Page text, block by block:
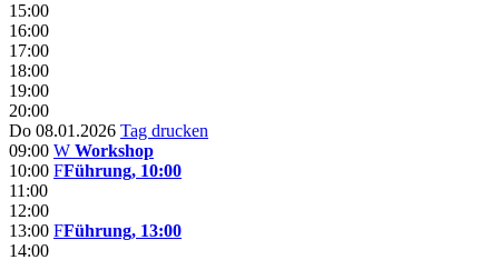
15:00
16:00
17:00
18:00
19:00
20:00
Do 08.01.2026 Tag drucken
09:00 W Workshop
10:00 FFührung, 10:00
11:00
12:00
13:00 FFührung, 13:00
14:00